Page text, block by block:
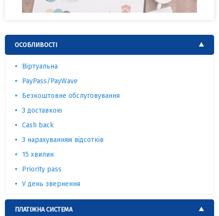
ОСОБЛИВОСТІ
Віртуальна
PayPass/PayWave
Безкоштовне обслуговування
З доставкою
Cash back
З нарахуванням відсотків
15 хвилин
Priority pass
У день звернення
ПЛАТІЖНА СИСТЕМА